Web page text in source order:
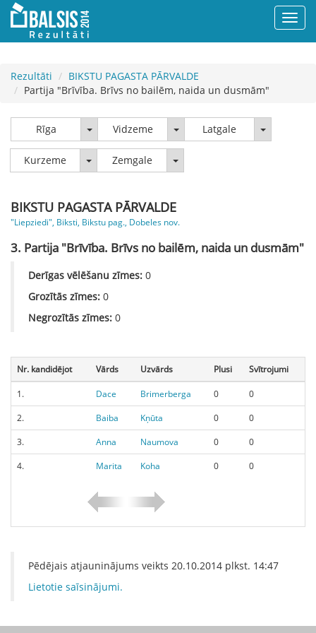
Rezultāti
BIKSTU PAGASTA PĀRVALDE
Partija "Brīvība. Brīvs no bailēm, naida un dusmām"
Rīga Rīga Vidzeme VidzemeLatgale Latgale
Kurzeme KurzemeZemgale Zemgale
BIKSTU PAGASTA PĀRVALDE
"Liepziedi", Biksti, Bikstu pag., Dobeles nov.
3. Partija "Brīvība. Brīvs no bailēm, naida un dusmām"
Derīgas vēlēšanu zīmes: 0
Grozītās zīmes: 0
Negrozītās zīmes: 0
Nr. kandidējot Vārds Uzvārds Plusi Svītrojumi
1. Dace Brimerberga 0
0
2.
Baiba Kņūta 0
0
3.
Anna Naumova 0
0
4.
Marita Koha 0 0
Pēdējais atjauninājums veikts 20.10.2014 plkst. 14:47
Lietotie saīsinājumi.